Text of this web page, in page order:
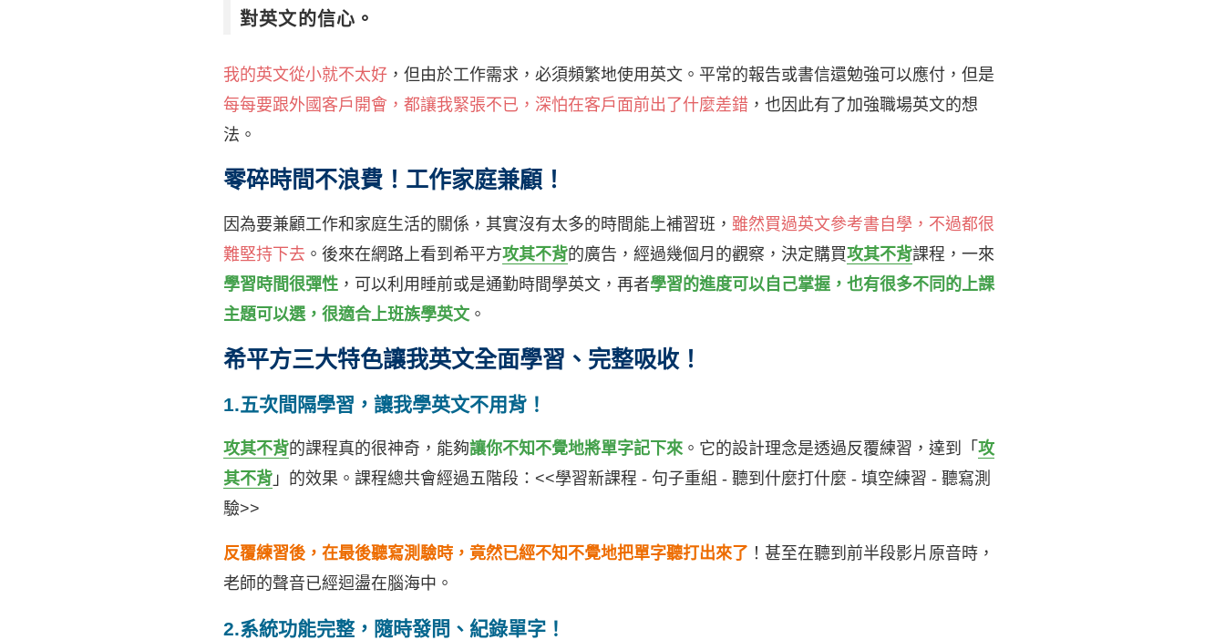
對英文的信心。
我的英文從小就不太好 ，但由於工作需求，必須頻繁地使用英文。平常的報告或書信還勉強可以應付，但是
每每要跟外國客戶開會，都讓我緊張不已，深怕在客戶面前出了什麼差錯 ，也因此有了加強職場英文的想
法。
零碎時間不浪費！工作家庭兼顧！
因為要兼顧工作和家庭生活的關係，其實沒有太多的時間能上補習班， 雖然買過英文參考書自學，不過都很
難堅持下去 。後來在網路上看到希平方攻其不背的廣告，經過幾個月的觀察，決定購買攻其不背課程，一來
學習時間很彈性 ，可以利用睡前或是通勤時間學英文，再者學習的進度可以自己掌握，也有很多不同的上課
主題可以選，很適合上班族學英文。
希平方三大特色讓我英文全面學習、完整吸收！
1.五次間隔學習，讓我學英文不用背！
攻其不背的課程真的很神奇，能夠讓你不知不覺地將單字記下來。它的設計理念是透過反覆練習，達到「 攻
其不背 」的效果。課程總共會經過五階段：<<學習新課程 - 句子重組 - 聽到什麼打什麼 - 填空練習 - 聽寫測
驗>>
反覆練習後，在最後聽寫測驗時，竟然已經不知不覺地把單字聽打出來了 ！甚至在聽到前半段影片原音時，
老師的聲音已經迴盪在腦海中。
2.系統功能完整，隨時發問、紀錄單字！